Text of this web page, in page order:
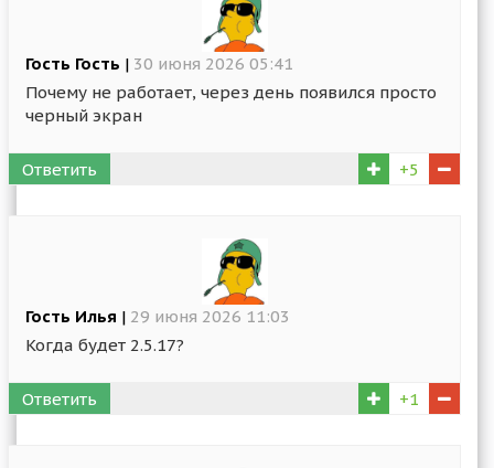
Гость Гость | 30 июня 2026 05:41
Почему не работает, через день появился просто
черный экран
Ответить +5
Гость Илья | 29 июня 2026 11:03
Когда будет 2.5.17?
Ответить +1